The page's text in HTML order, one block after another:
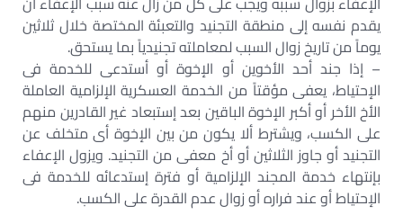
يقدم نفسه إلى منطقة التجنيد والتعبئة المختصة خلال ثلاثين
يوماً من تاريخ زوال السبب لمعاملته تجنيدياً بما يستحق.
– إذا جند أحد الأخوين أو الإخوة أو أستدعى للخدمة فى
الإحتياط، يعفى مؤقتاً من الخدمة العسكرية الإلزامية العاملة
الأخ الأخر أو أكبر الإخوة الباقين بعد إستبعاد غير القادرين منهم
على الكسب، ويشترط ألا يكون من بين الإخوة أى متخلف عن
التجنيد أو جاوز الثلاثين أو أخ معفى من التجنيد. ويزول الإعفاء
بإنتهاء خدمة المجند الإلزامية أو فترة إستدعائه للخدمة فى
الإحتياط أو عند فراره أو زوال عدم القدرة على الكسب.